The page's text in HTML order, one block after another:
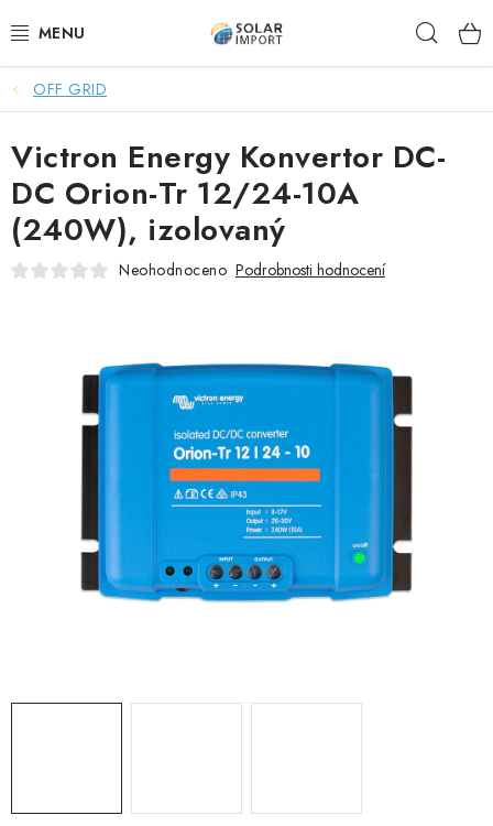
na
OVĚŘOVÁNÍ RECENZÍ
DOPRAVA ZDARMA
SOLÁRNÍ SESTAVY PRO CHATY
SOLÁRNÍ SESTAVY PRO KARAVANY
ZÁLOŽNÍ ZDROJE PRO ČERPADLA
SOLÁRNÍ PANELY
OLOVĚNÉ A LITHIOVÉ BATERIE
BATERIOVÉ BOXY
OFF GRID
Victron Energy Konvertor DC-
DC Orion-Tr 12/24-10A
(240W), izolovaný
Neohodnoceno Podrobnosti hodnocení